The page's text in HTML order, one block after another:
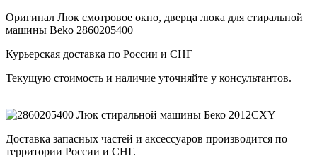
Оригинал Люк смотровое окно, дверца люка для стиральной
машины Beko 2860205400
Курьерская доставка по России и СНГ
Текущую стоимость и наличие уточняйте у консультантов.
Доставка запасных частей и аксессуаров производится по
территории России и СНГ.